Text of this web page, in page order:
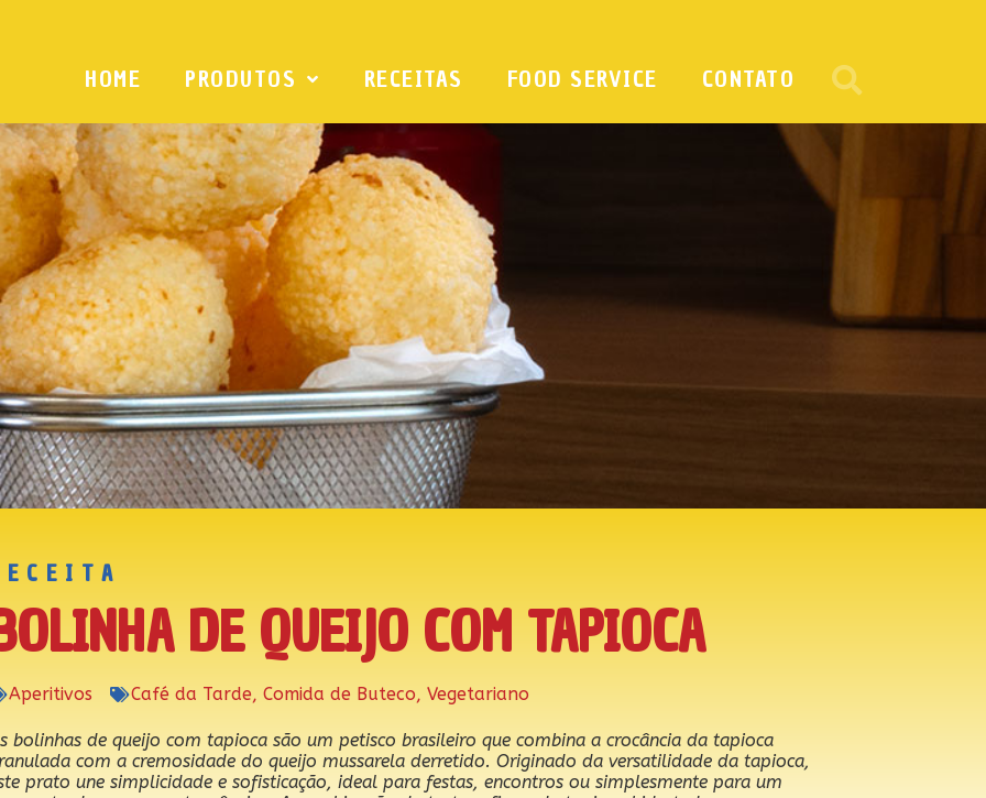
HOME PRODUTOS RECEITAS FOOD SERVICE CONTATO
DE QUEIJO COM TAPIOCA
Aperitivos Café da Tarde, Comida de Buteco, Vegetariano
bolinhas de queijo com tapioca são um petisco brasileiro que combina a crocância da tapioca
com a cremosidade do queijo mussarela derretido. Originado da versatilidade da tapioca,
prato une simplicidade e sofisticação, ideal para festas, encontros ou simplesmente para um